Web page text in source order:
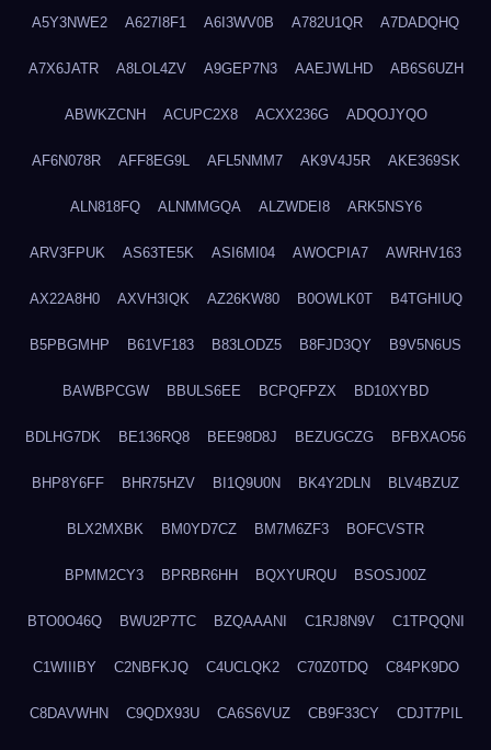
A5Y3NWE2 A627I8F1 A6I3WV0B A782U1QR A7DADQHQ
A7X6JATR A8LOL4ZV A9GEP7N3 AAEJWLHD AB6S6UZH
ABWKZCNH ACUPC2X8 ACXX236G ADQOJYQO
AF6N078R AFF8EG9L AFL5NMM7 AK9V4J5R AKE369SK
ALN818FQ ALNMMGQA ALZWDEI8 ARK5NSY6
ARV3FPUK AS63TE5K ASI6MI04 AWOCPIA7 AWRHV163
AX22A8H0 AXVH3IQK AZ26KW80 B0OWLK0T B4TGHIUQ
B5PBGMHP B61VF183 B83LODZ5 B8FJD3QY B9V5N6US
BAWBPCGW BBULS6EE BCPQFPZX BD10XYBD
BDLHG7DK BE136RQ8 BEE98D8J BEZUGCZG BFBXAO56
BHP8Y6FF BHR75HZV BI1Q9U0N BK4Y2DLN BLV4BZUZ
BLX2MXBK BM0YD7CZ BM7M6ZF3 BOFCVSTR
BPMM2CY3 BPRBR6HH BQXYURQU BSOSJ00Z
BTO0O46Q BWU2P7TC BZQAAANI C1RJ8N9V C1TPQQNI
C1WIIIBY C2NBFKJQ C4UCLQK2 C70Z0TDQ C84PK9DO
C8DAVWHN C9QDX93U CA6S6VUZ CB9F33CY CDJT7PIL